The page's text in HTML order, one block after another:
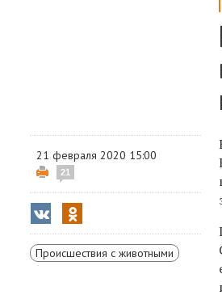
21 февраля 2020 15:00
21
Происшествия с животными